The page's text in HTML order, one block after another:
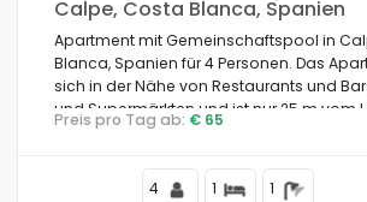
Calpe, Costa Blanca, Spanien
Apartment mit Gemeinschaftspool in
Blanca, Spanien für 4 Personen. Das
sich in der Nähe von Restaurants und
und Supermärkten und ist nur 25 m vom
Fossa Strand entfernt.
Preis pro Tag ab: € 65
4 1 1